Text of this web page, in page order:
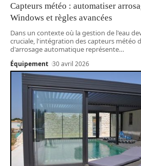
Capteurs météo : automatiser
Windows et règles avancées
Dans un contexte où la gestion de l'eau
cruciale, l'intégration des capteurs météo
d'arrosage automatique représente…
Équipement 30 avril 2026